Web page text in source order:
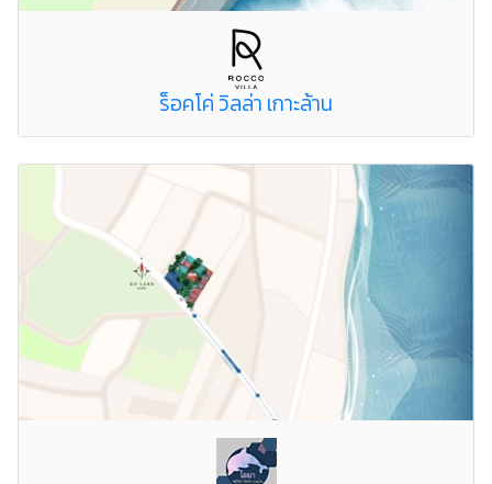
ร็อคโค่ วิลล่า เกาะล้าน